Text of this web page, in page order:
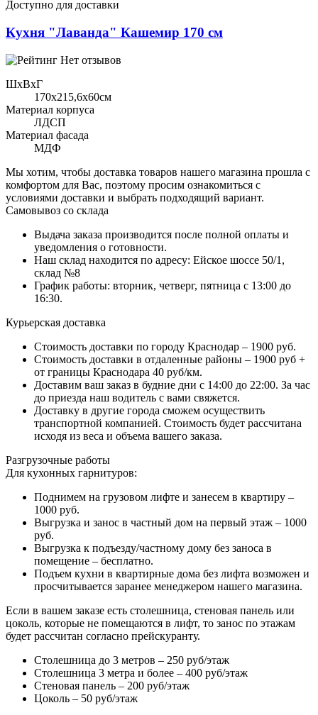
Доступно для доставки
Кухня "Лаванда" Кашемир 170 см
Нет отзывов
ШхВхГ
170x215,6х60см
Материал корпуса
ЛДСП
Материал фасада
МДФ
Мы хотим, чтобы доставка товаров нашего магазина прошла с
комфортом для Вас, поэтому просим ознакомиться с
условиями доставки и выбрать подходящий вариант.
Самовывоз со склада
Выдача заказа производится после полной оплаты и
уведомления о готовности.
Наш склад находится по адресу: Ейское шоссе 50/1,
склад №8
График работы: вторник, четверг, пятница с 13:00 до
16:30.
Курьерская доставка
Стоимость доставки по городу Краснодар – 1900 руб.
Стоимость доставки в отдаленные районы – 1900 руб +
от границы Краснодара 40 руб/км.
Доставим ваш заказ в будние дни с 14:00 до 22:00. За час
до приезда наш водитель с вами свяжется.
Доставку в другие города сможем осуществить
транспортной компанией. Стоимость будет рассчитана
исходя из веса и объема вашего заказа.
Разгрузочные работы
Для кухонных гарнитуров:
Поднимем на грузовом лифте и занесем в квартиру –
1000 руб.
Выгрузка и занос в частный дом на первый этаж – 1000
руб.
Выгрузка к подъезду/частному дому без заноса в
помещение – бесплатно.
Подъем кухни в квартирные дома без лифта возможен и
просчитывается заранее менеджером нашего магазина.
Если в вашем заказе есть столешница, стеновая панель или
цоколь, которые не помещаются в лифт, то занос по этажам
будет рассчитан согласно прейскуранту.
Столешница до 3 метров – 250 руб/этаж
Столешница 3 метра и более – 400 руб/этаж
Стеновая панель – 200 руб/этаж
Цоколь – 50 руб/этаж